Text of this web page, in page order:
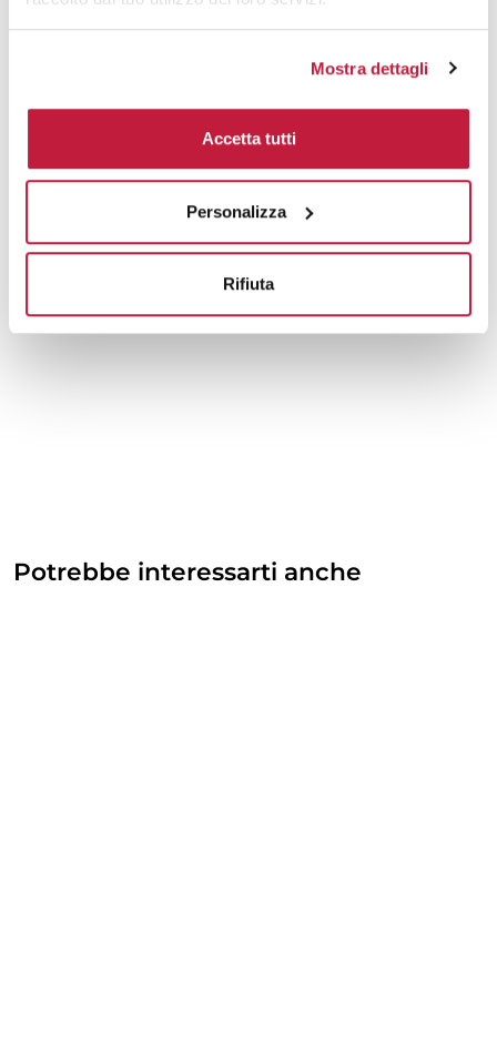
Mostra dettagli
Accetta tutti
Personalizza
Rifiuta
Potrebbe interessarti anche